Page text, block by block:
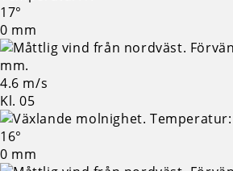
17°
0 mm
4.6 m/s
Kl. 05
16°
0 mm